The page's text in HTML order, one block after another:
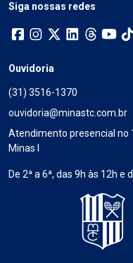
Siga nossas redes
Ouvidoria
(31) 3516-1370
ouvidoria@minastc.com.br
Atendimento presencial no
Minas I
De 2ª a 6ª, das 9h às 12h e